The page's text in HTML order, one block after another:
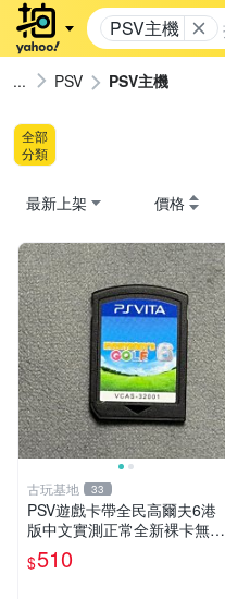
PSV主機
PSV PSV主機
全部
分類
最新上架 價格
古玩基地 33
PSV遊戲卡帶全民高爾夫6港
版中文實測正常全新裸卡無保
售不退換單次購兩張以上再享
優惠 全民高爾夫6 PSV 港版
$510